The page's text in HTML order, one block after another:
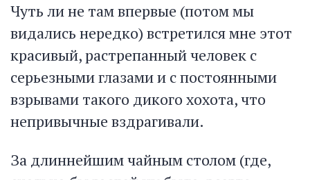
Чуть ли не там впервые (потом мы
видались нередко) встретился мне этот
красивый, растрепанный человек с
серьезными глазами и с постоянными
взрывами такого дикого хохота, что
непривычные вздрагивали.
За длиннейшим чайным столом (где,